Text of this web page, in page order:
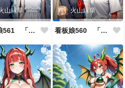
山縁華
看板娘561 「火山一族」
火山縁華
看板娘560 「緋山一族」